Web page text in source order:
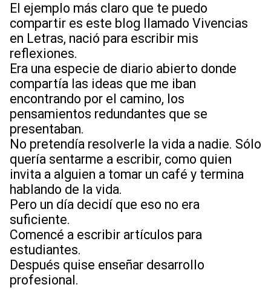
El ejemplo más claro que te puedo
compartir es este blog llamado Vivencias
en Letras, nació para escribir mis
reflexiones.
Era una especie de diario abierto donde
compartía las ideas que me iban
encontrando por el camino, los
pensamientos redundantes que se
presentaban.
No pretendía resolverle la vida a nadie. Sólo
quería sentarme a escribir, como quien
invita a alguien a tomar un café y termina
hablando de la vida.
Pero un día decidí que eso no era
suficiente.
Comencé a escribir artículos para
estudiantes.
Después quise enseñar desarrollo
profesional.